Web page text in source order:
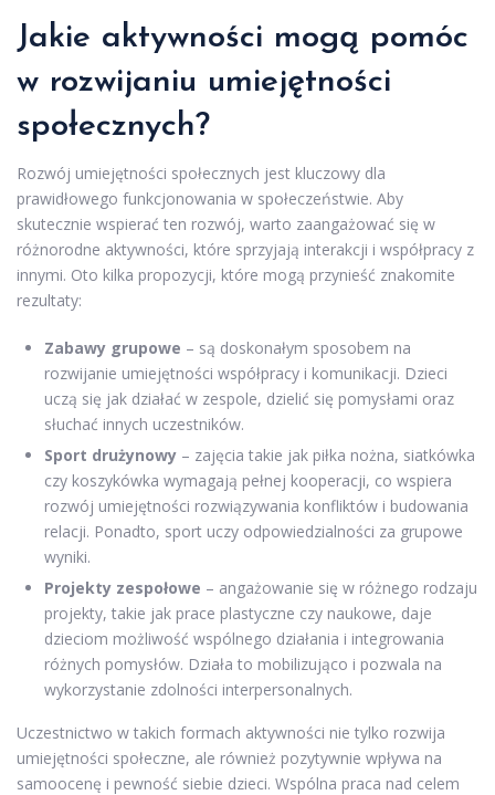
Jakie aktywności mogą pomóc
w rozwijaniu umiejętności
społecznych?
Rozwój umiejętności społecznych jest kluczowy dla
prawidłowego funkcjonowania w społeczeństwie. Aby
skutecznie wspierać ten rozwój, warto zaangażować się w
różnorodne aktywności, które sprzyjają interakcji i współpracy z
innymi. Oto kilka propozycji, które mogą przynieść znakomite
rezultaty:
Zabawy grupowe – są doskonałym sposobem na
rozwijanie umiejętności współpracy i komunikacji. Dzieci
uczą się jak działać w zespole, dzielić się pomysłami oraz
słuchać innych uczestników.
Sport drużynowy – zajęcia takie jak piłka nożna, siatkówka
czy koszykówka wymagają pełnej kooperacji, co wspiera
rozwój umiejętności rozwiązywania konfliktów i budowania
relacji. Ponadto, sport uczy odpowiedzialności za grupowe
wyniki.
Projekty zespołowe – angażowanie się w różnego rodzaju
projekty, takie jak prace plastyczne czy naukowe, daje
dzieciom możliwość wspólnego działania i integrowania
różnych pomysłów. Działa to mobilizująco i pozwala na
wykorzystanie zdolności interpersonalnych.
Uczestnictwo w takich formach aktywności nie tylko rozwija
umiejętności społeczne, ale również pozytywnie wpływa na
samoocenę i pewność siebie dzieci. Wspólna praca nad celem